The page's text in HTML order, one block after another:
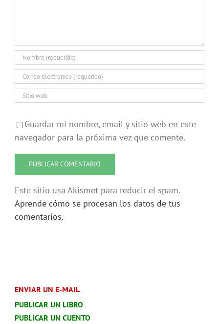
Guardar mi nombre, email y sitio web en este
navegador para la próxima vez que comente.
Este sitio usa Akismet para reducir el spam.
Aprende cómo se procesan los datos de tus
comentarios.
ENVIAR UN E-MAIL
PUBLICAR UN LIBRO
PUBLICAR UN CUENTO